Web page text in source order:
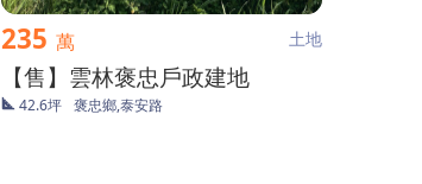
235 萬 土地
【售】雲林褒忠戶政建地
42.6坪 褒忠鄉,泰安路